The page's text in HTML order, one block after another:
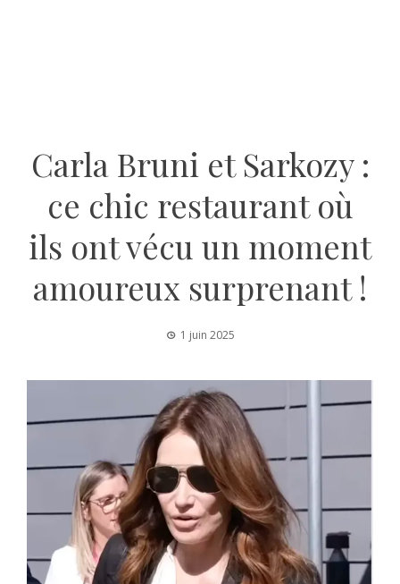
Carla Bruni et Sarkozy :
ce chic restaurant où
ils ont vécu un moment
amoureux surprenant !
1 juin 2025